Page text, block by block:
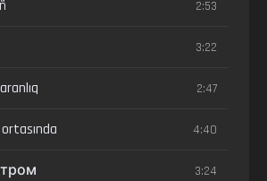
2:53
3:22
2:47
4:40
3:24